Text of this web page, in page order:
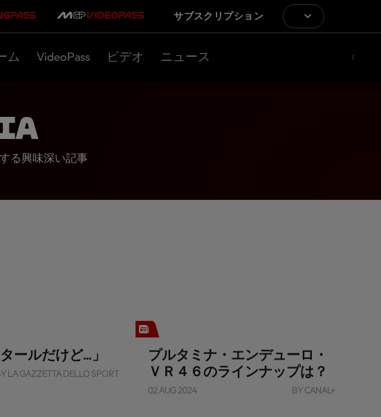
サブスクリプション
ム VideoPass ビデオ ニュース
る興味深い記事
ールだけど...」
LA GAZZETTA DELLO SPORT
プルタミナ・エンデューロ・
ＶＲ４６のラインナップは？
02 AUG 2024 BY CANAL+